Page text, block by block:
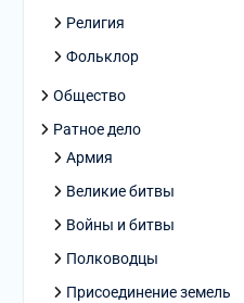
Религия
Фольклор
Общество
Ратное дело
Армия
Великие битвы
Войны и битвы
Полководцы
Присоединение земель